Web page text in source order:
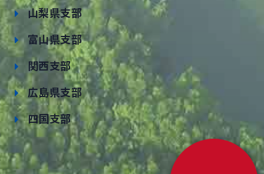
山梨県支部
富山県支部
関西支部
広島県支部
四国支部